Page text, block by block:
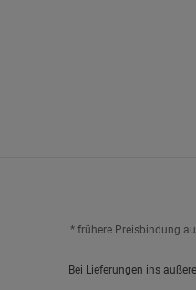
* frühere Preisbindung
Bei Lieferungen ins